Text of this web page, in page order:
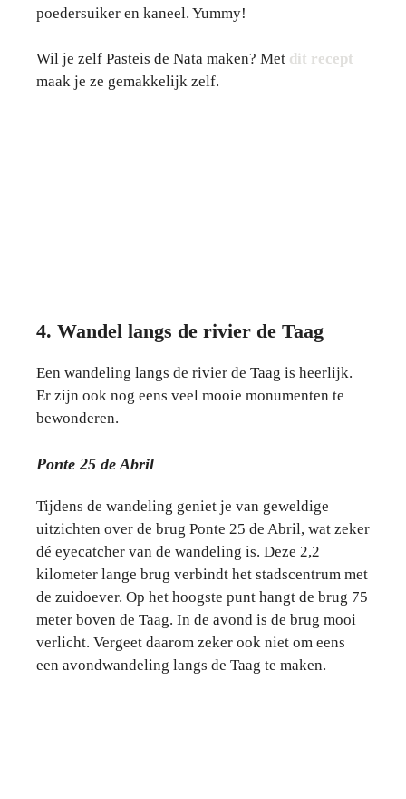
poedersuiker en kaneel. Yummy!
Wil je zelf Pasteis de Nata maken? Met dit recept
maak je ze gemakkelijk zelf.
4. Wandel langs de rivier de Taag
Een wandeling langs de rivier de Taag is heerlijk.
Er zijn ook nog eens veel mooie monumenten te
bewonderen.
Ponte 25 de Abril
Tijdens de wandeling geniet je van geweldige
uitzichten over de brug Ponte 25 de Abril, wat zeker
dé eyecatcher van de wandeling is. Deze 2,2
kilometer lange brug verbindt het stadscentrum met
de zuidoever. Op het hoogste punt hangt de brug 75
meter boven de Taag. In de avond is de brug mooi
verlicht. Vergeet daarom zeker ook niet om eens
een avondwandeling langs de Taag te maken.